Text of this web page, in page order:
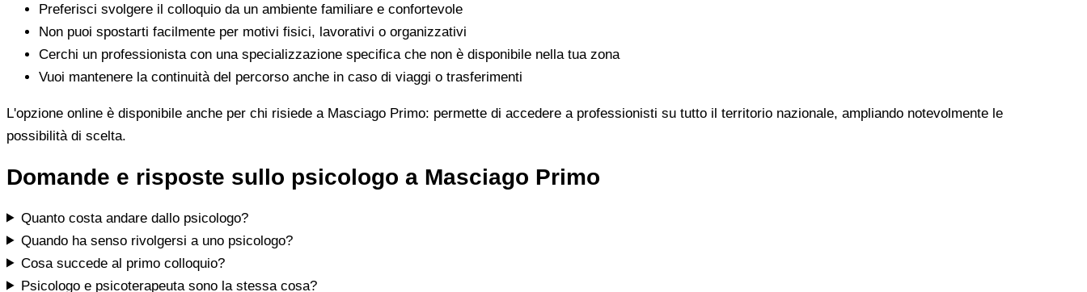
Preferisci svolgere il colloquio da un ambiente familiare e confortevole
Non puoi spostarti facilmente per motivi fisici, lavorativi o organizzativi
Cerchi un professionista con una specializzazione specifica che non è disponibile nella tua zona
Vuoi mantenere la continuità del percorso anche in caso di viaggi o trasferimenti
L'opzione online è disponibile anche per chi risiede a Masciago Primo: permette di accedere a professionisti su tutto il territorio nazionale, ampliando notevolmente le
possibilità di scelta.
Domande e risposte sullo psicologo a Masciago Primo
Quanto costa andare dallo psicologo?
Quando ha senso rivolgersi a uno psicologo?
Cosa succede al primo colloquio?
Psicologo e psicoterapeuta sono la stessa cosa?